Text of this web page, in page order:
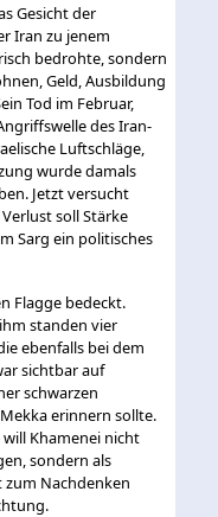
Gesicht der
Iran zu jenem
bedrohte, sondern
Geld, Ausbildung
Tod im Februar,
des Iran-
Luftschläge,
wurde damals
Jetzt versucht
soll Stärke
Sarg ein politisches
Flagge bedeckt.
standen vier
ebenfalls bei dem
sichtbar auf
schwarzen
erinnern sollte.
will Khamenei nicht
sondern als
zum Nachdenken